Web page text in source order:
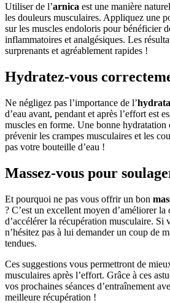
Utiliser de l’arnica est une manière
les douleurs musculaires. Appliquez une
sur les muscles endoloris pour bénéficier
inflammatoires et analgésiques. Les
surprenants et agréablement rapides !
Hydratez-vous
Ne négligez pas l’importance de l’
d’eau avant, pendant et après l’effort est
muscles en forme. Une bonne hydratation
prévenir les crampes musculaires et les
pas votre bouteille d’eau !
Massez-vous pour
Et pourquoi ne pas vous offrir un bon
? C’est un excellent moyen d’améliorer
d’accélérer la récupération musculaire. Si
n’hésitez pas à lui demander un coup de
tendues.
Ces suggestions vous permettront de
musculaires après l’effort. Grâce à ces
vos prochaines séances d’entraînement
meilleure récupération !